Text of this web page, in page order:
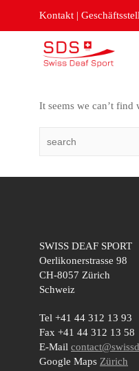
Kontakt |
It seems we can’t find
SWISS DEAF SPORT
Oerlikonerstrasse 98
CH-8057 Zürich
Schweiz
Tel +41 44 312 13 93
Fax +41 44 312 13 58
E-Mail
Google Maps Zürich